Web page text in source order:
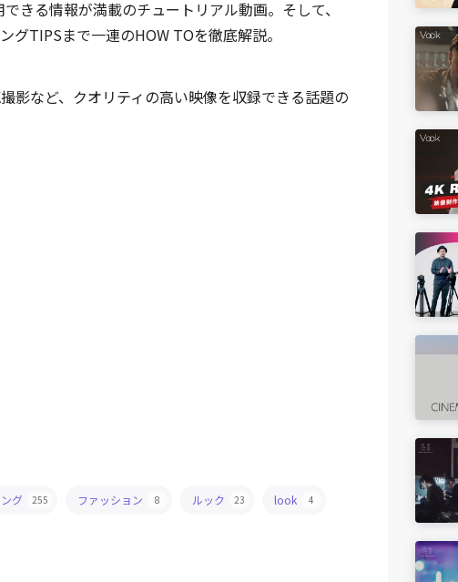
きる情報が満載のチュートリアル動画。そして、
グTIPSまで一連のHOW TOを徹底解説。
影など、クオリティの高い映像を収録できる話題の
グ 255 ファッション 8 ルック 23 look 4